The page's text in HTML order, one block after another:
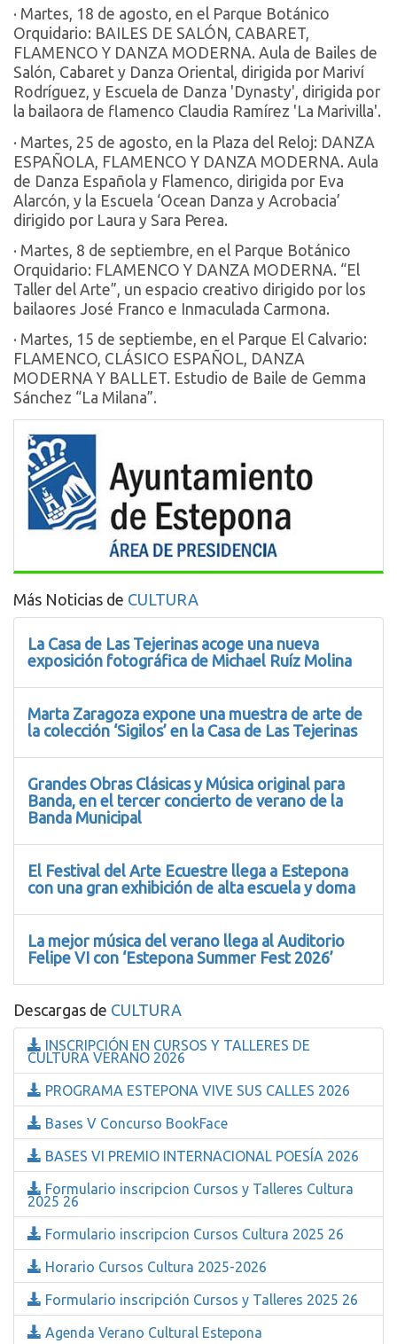
· Martes, 18 de agosto, en el Parque Botánico
Orquidario: BAILES DE SALÓN, CABARET,
FLAMENCO Y DANZA MODERNA. Aula de Bailes de
Salón, Cabaret y Danza Oriental, dirigida por Mariví
Rodríguez, y Escuela de Danza 'Dynasty', dirigida por
la bailaora de flamenco Claudia Ramírez 'La Marivilla'.
· Martes, 25 de agosto, en la Plaza del Reloj: DANZA
ESPAÑOLA, FLAMENCO Y DANZA MODERNA. Aula
de Danza Española y Flamenco, dirigida por Eva
Alarcón, y la Escuela ‘Ocean Danza y Acrobacia’
dirigido por Laura y Sara Perea.
· Martes, 8 de septiembre, en el Parque Botánico
Orquidario: FLAMENCO Y DANZA MODERNA. “El
Taller del Arte”, un espacio creativo dirigido por los
bailaores José Franco e Inmaculada Carmona.
· Martes, 15 de septiembe, en el Parque El Calvario:
FLAMENCO, CLÁSICO ESPAÑOL, DANZA
MODERNA Y BALLET. Estudio de Baile de Gemma
Sánchez “La Milana”.
Más Noticias de CULTURA
La Casa de Las Tejerinas acoge una nueva
exposición fotográfica de Michael Ruíz Molina
Marta Zaragoza expone una muestra de arte de
la colección ‘Sigilos’ en la Casa de Las Tejerinas
Grandes Obras Clásicas y Música original para
Banda, en el tercer concierto de verano de la
Banda Municipal
El Festival del Arte Ecuestre llega a Estepona
con una gran exhibición de alta escuela y doma
La mejor música del verano llega al Auditorio
Felipe VI con ‘Estepona Summer Fest 2026’
Descargas de CULTURA
INSCRIPCIÓN EN CURSOS Y TALLERES DE
CULTURA VERANO 2026
PROGRAMA ESTEPONA VIVE SUS CALLES 2026
Bases V Concurso BookFace
BASES VI PREMIO INTERNACIONAL POESÍA 2026
Formulario inscripcion Cursos y Talleres Cultura
2025 26
Formulario inscripcion Cursos Cultura 2025 26
Horario Cursos Cultura 2025-2026
Formulario inscripción Cursos y Talleres 2025 26
Agenda Verano Cultural Estepona